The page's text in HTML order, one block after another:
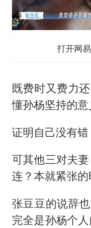
打开网
既费时又费力
懂孙杨坚持的意
证明自己没有错
可其他三对夫
连？本就紧张的
张豆豆的说辞
完全是孙杨个